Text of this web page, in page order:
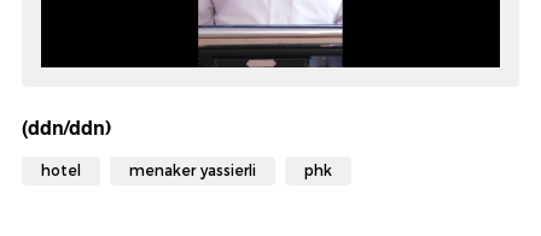
(ddn/ddn)
hotel menaker yassierli phk